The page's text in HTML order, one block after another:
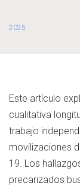
2025
Este artículo
cualitativa
trabajo
movilizaciones
19. Los
precarizados